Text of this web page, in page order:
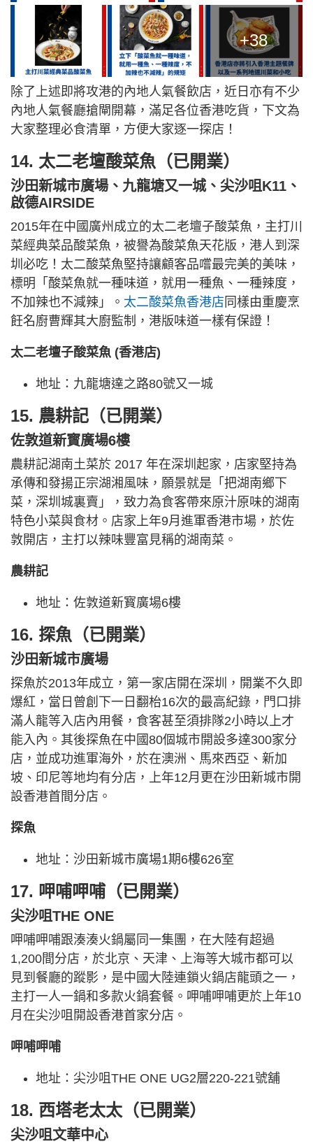
+38
除了上述即將攻港的內地人氣餐飲店，近日亦有不少
內地人氣餐廳搶閘開幕，滿足各位香港吃貨，下文為
大家整理必食清單，方便大家逐一探店！
14. 太二老壇酸菜魚（已開業）
沙田新城市廣場、九龍塘又一城、尖沙咀K11、
啟德AIRSIDE
2015年在中國廣州成立的太二老壇子酸菜魚，主打川
菜經典菜品酸菜魚，被譽為酸菜魚天花版，港人到深
圳必吃！太二酸菜魚堅持讓顧客品嚐最完美的美味，
標明「酸菜魚就一種味道，就用一種魚、一種辣度，
不加辣也不減辣」。 太二酸菜魚香港店 同樣由重慶烹
飪名廚曹輝其大廚監制，港版味道一樣有保證！
太二老壇子酸菜魚 (香港店)
地址：九龍塘達之路80號又一城
15. 農耕記（已開業）
佐敦道新寳廣場6樓
農耕記湖南土菜於 2017 年在深圳起家，店家堅持為
承傳和發揚正宗湖湘風味，願景就是「把湖南鄉下
菜，深圳城裏賣」，致力為食客帶來原汁原味的湖南
特色小菜與食材。店家上年9月進軍香港市場，於佐
敦開店，主打以辣味豐富見稱的湖南菜。
農耕記
地址：佐敦道新寳廣場6樓
16. 探魚（已開業）
沙田新城市廣場
探魚於2013年成立，第一家店開在深圳，開業不久即
爆紅，當日曾創下一日翻枱16次的最高紀錄，門口排
滿人龍等入店內用餐，食客甚至須排隊2小時以上才
能入內。其後探魚在中國80個城市開設多達300家分
店，並成功進軍海外，於在澳洲、馬來西亞、新加
坡、印尼等地均有分店，上年12月更在沙田新城市開
設香港首間分店。
探魚
地址：沙田新城市廣場1期6樓626室
17. 呷哺呷哺（已開業）
尖沙咀THE ONE
呷哺呷哺跟湊湊火鍋屬同一集團，在大陸有超過
1,200間分店，於北京、天津、上海等大城市都可以
見到餐廳的蹤影，是中國大陸連鎖火鍋店龍頭之一，
主打一人一鍋和多款火鍋套餐。呷哺呷哺更於上年10
月在尖沙咀開設香港首家分店。
呷哺呷哺
地址：尖沙咀THE ONE UG2層220-221號舖
18. 西塔老太太（已開業）
尖沙咀文華中心